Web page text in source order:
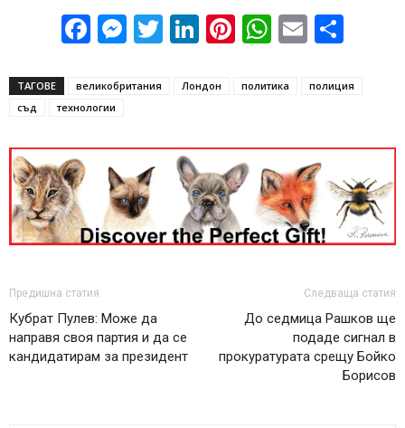
Facebook
Messenger
Twitter
LinkedIn
Pinterest
WhatsApp
Email
ТАГОВЕ великобритания Лондон политика
полиция
съд
технологии
Предишна статия
Кубрат Пулев: Може да
направя своя партия и да се
кандидатирам за президент
Следваща статия
До седмица Рашков ще
подаде сигнал в
прокуратурата срещу Бойко
Борисов